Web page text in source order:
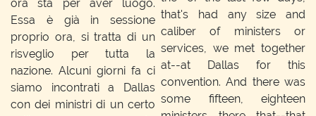
ora sta per aver luogo.
Essa è già in sessione
proprio ora, si tratta di un
risveglio per tutta la
nazione. Alcuni giorni fa ci
siamo incontrati a Dallas
con dei ministri di un certo
that's had any size and
caliber of ministers or
services, we met together
at--at Dallas for this
convention. And there was
some fifteen, eighteen